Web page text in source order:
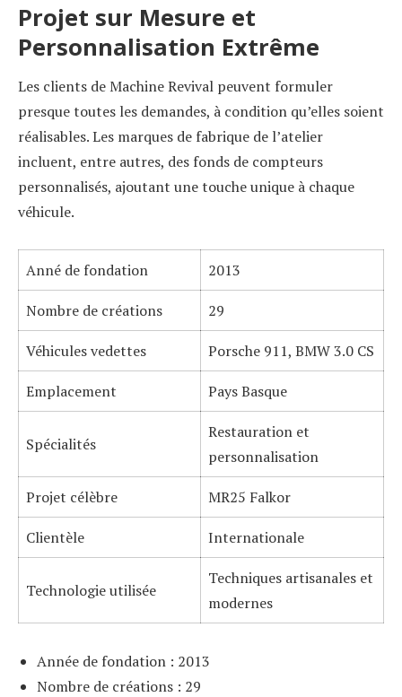
Projet sur Mesure et
Personnalisation Extrême
Les clients de Machine Revival peuvent formuler
presque toutes les demandes, à condition qu’elles soient
réalisables. Les marques de fabrique de l’atelier
incluent, entre autres, des fonds de compteurs
personnalisés, ajoutant une touche unique à chaque
véhicule.
Anné de fondation 2013
Nombre de créations 29
Véhicules vedettes Porsche 911, BMW 3.0 CS
Emplacement Pays Basque
Spécialités
Restauration et
personnalisation
Projet célèbre MR25 Falkor
Clientèle Internationale
Technologie utilisée
Techniques artisanales et
modernes
Année de fondation : 2013
Nombre de créations : 29